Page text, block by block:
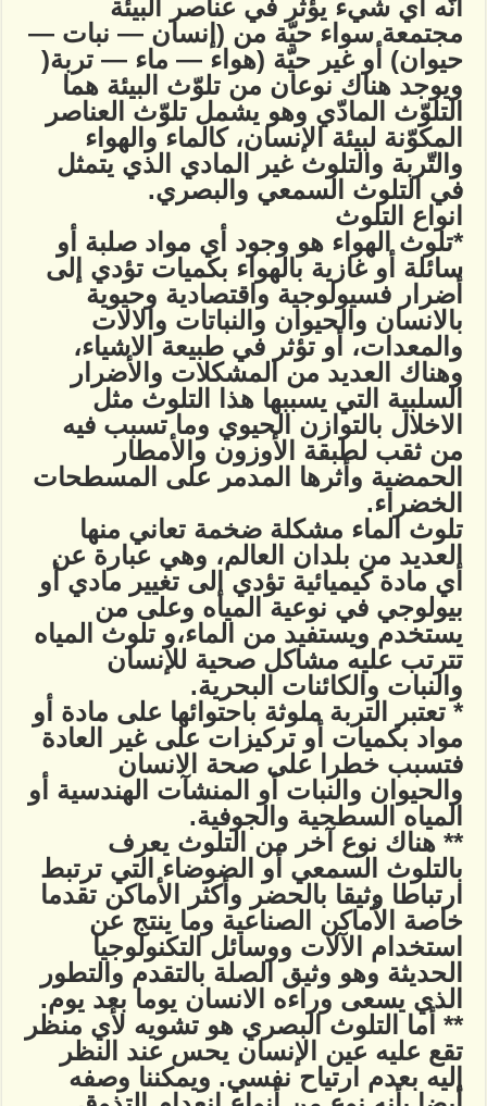
أنّه أي شيء يؤثّر في عناصر البيئة
مجتمعة سواء حيّة من (إنسان — نبات —
حيوان) أو غير حيّة (هواء — ماء — تربة(
ويوجد هناك نوعان من تلوّث البيئة هما
التلوّث المادّي وهو يشمل تلوّث العناصر
المكوّنة لبيئة الإنسان، كالماء والهواء
والتّربة والتلوث غير المادي الذي يتمثل
في التلوث السمعي والبصري.
انواع التلوث
*تلوث الهواء هو وجود أي مواد صلبة أو
سائلة أو غازية بالهواء بكميات تؤدي إلى
أضرار فسيولوجية واقتصادية وحيوية
بالانسان والحيوان والنباتات والالات
والمعدات، أو تؤثر في طبيعة الاشياء،
وهناك العديد من المشكلات والأضرار
السلبية التي يسببها هذا التلوث مثل
الاخلال بالتوازن الحيوي وما تسبب فيه
من ثقب لطبقة الأوزون والأمطار
الحمضية وأثرها المدمر على المسطحات
الخضراء.
تلوث الماء مشكلة ضخمة تعاني منها
العديد من بلدان العالم، وهي عبارة عن
أي مادة كيميائية تؤدي إلى تغيير مادي أو
بيولوجي في نوعية المياه وعلى من
يستخدم ويستفيد من الماء،و تلوث المياه
تترتب عليه مشاكل صحية للإنسان
والنبات والكائنات البحرية.
* تعتبر التربة ملوثة باحتوائها على مادة أو
مواد بكميات أو تركيزات على غير العادة
فتسبب خطرا على صحة الانسان
والحيوان والنبات أو المنشآت الهندسية أو
المياه السطحية والجوفية.
** هناك نوع آخر من التلوث يعرف
بالتلوث السمعي أو الضوضاء التي ترتبط
ارتباطا وثيقا بالحضر وأكثر الأماكن تقدما
خاصة الأماكن الصناعية وما ينتج عن
استخدام الآلات ووسائل التكنولوجيا
الحديثة وهو وثيق الصلة بالتقدم والتطور
الذي يسعى وراءه الانسان يوما بعد يوم.
** أما التلوث البصري هو تشويه لأي منظر
تقع عليه عين الإنسان يحس عند النظر
إليه بعدم ارتياح نفسي. ويمكننا وصفه